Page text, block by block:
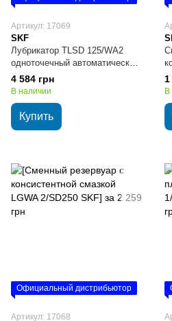
Артикул: 17069
SKF
Лубрикатор TLSD 125/WA2
одноточечный автоматический,
SKF (Швеция)
4 584 грн
В наличии
Купить
В
Официальный дистрибьютор
Артикул: 17068